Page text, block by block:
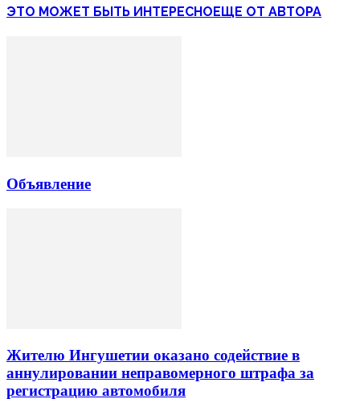
ЭТО МОЖЕТ БЫТЬ ИНТЕРЕСНОЕЩЕ ОТ АВТОРА
Объявление
Жителю Ингушетии оказано содействие в
аннулировании неправомерного штрафа за
регистрацию автомобиля